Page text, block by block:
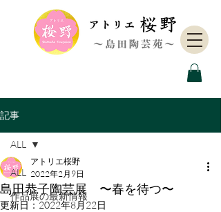
記事
ALL
作品展の最新情報
ALL
島田恭子陶芸展 〜春を待つ〜
アトリエ桜野
2022年2月9日
更新日： 2022年8月22日